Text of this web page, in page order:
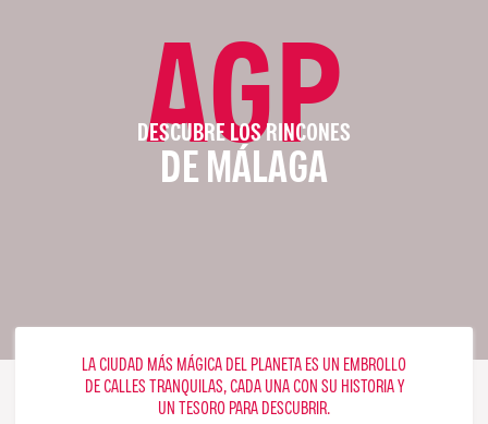
AGP
DESCUBRE LOS RINCONES
DE MÁLAGA
LA CIUDAD MÁS MÁGICA DEL PLANETA ES UN EMBROLLO
DE CALLES TRANQUILAS, CADA UNA CON SU HISTORIA Y
UN TESORO PARA DESCUBRIR.